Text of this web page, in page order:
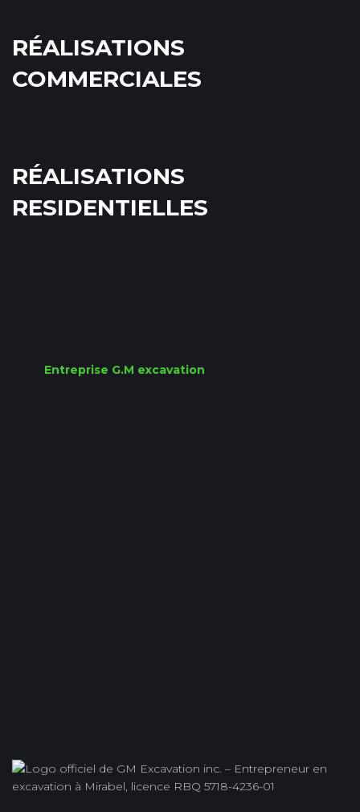
RÉALISATIONS
COMMERCIALES
RÉALISATIONS
RESIDENTIELLES
Entreprise G.M excavation